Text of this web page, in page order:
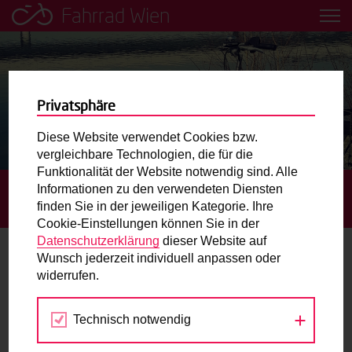
Fahrrad Wien
Leih dir einfach ein Transportfahrrad in deiner Nähe aus!
Mobilitätsbildung für Kinder und
Jugendliche
Radweg-Projektkarte
Routenplaner
Mit dem Fahrrad in Wien unterwegs? Hier finden Sie die
beste Route.
Wunschbox
Sie haben ein Anliegen zum Radverkehr? Schreiben Sie
STARTSEITE BLOG
RUTH TRANSPORTIERT DAS
UNIVERSUM IM LASTENRAD
Ruth transportiert das Universum im
Lastenrad
Privatsphäre
Diese Website verwendet Cookies bzw.
vergleichbare Technologien, die für die
Funktionalität der Website notwendig sind. Alle
Informationen zu den verwendeten Diensten
finden Sie in der jeweiligen Kategorie. Ihre
Cookie-Einstellungen können Sie in der
Datenschutzerklärung dieser Website auf
Wunsch jederzeit individuell anpassen oder
widerrufen.
Technisch notwendig